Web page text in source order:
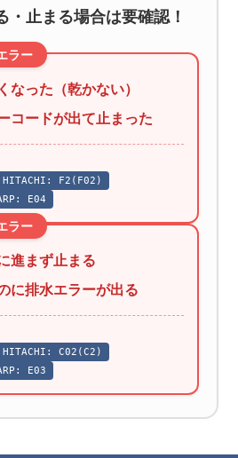
止まる場合は要確認！
ラー
った（乾かない）
コードが出て止まった
HITACHI: F2(F02)
E04
ラー
進まず止まる
に排水エラーが出る
HITACHI: C02(C2)
E03